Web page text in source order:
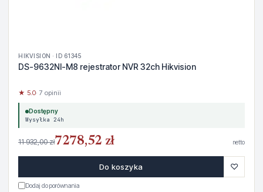
HIKVISION · ID 61345
DS-9632NI-M8 rejestrator NVR 32ch Hikvision
★ 5.0· 7 opinii
Dostępny
Wysyłka 24h
11 932,00 zł7278,52 zł netto
Do koszyka ♡
Dodaj do porównania